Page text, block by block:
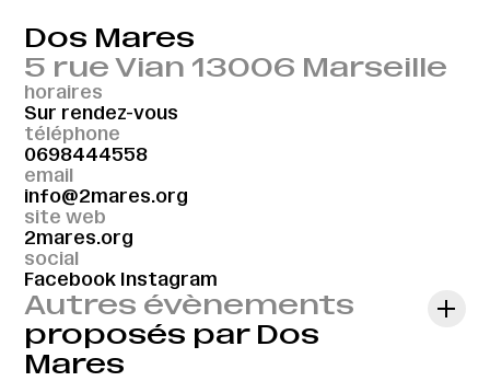
Dos Mares
5 rue Vian 13006 Marseille
horaires
Sur rendez-vous
téléphone
0698444558
email
info@2mares.org
site web
2mares.org
social
Facebook Instagram
Autres évènements
proposés par Dos
Mares